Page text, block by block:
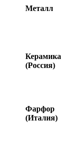
Металл
Керамика
(Россия)
Фарфор
(Италия)